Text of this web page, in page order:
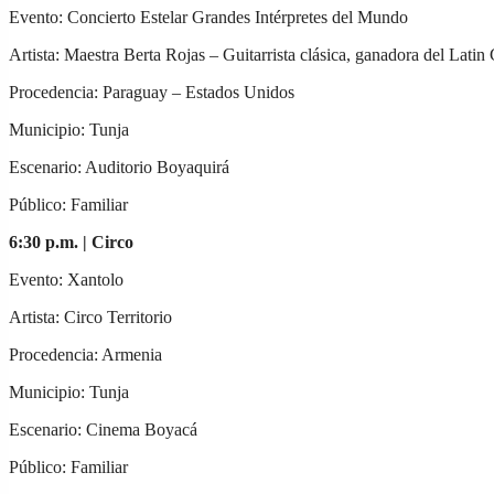
Evento: Concierto Estelar Grandes Intérpretes del Mundo
Artista: Maestra Berta Rojas – Guitarrista clásica, ganadora del
Procedencia: Paraguay – Estados Unidos
Municipio: Tunja
Escenario: Auditorio Boyaquirá
Público: Familiar
6:30 p.m. | Circo
Evento: Xantolo
Artista: Circo Territorio
Procedencia: Armenia
Municipio: Tunja
Escenario: Cinema Boyacá
Público: Familiar